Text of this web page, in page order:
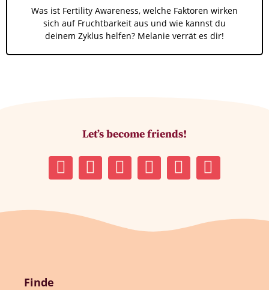
Was ist Fertility Awareness, welche Faktoren wirken
sich auf Fruchtbarkeit aus und wie kannst du
deinem Zyklus helfen? Melanie verrät es dir!
Let’s become friends!
Finde